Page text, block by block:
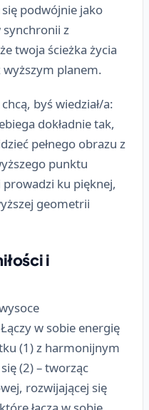
podwójnie jako
synchronii z
twoja ścieżka życia
planem.
byś wiedział/a:
dokładnie tak,
pełnego obrazu z
punktu
ku pięknej,
geometrii
i
w sobie energię
(1) z harmonijnym
(2) – tworząc
rozwijającej się